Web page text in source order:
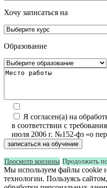
Хочу записаться на
Образование
Я согласен(а) на
в соответствии с
июля 2006 г. №152-фз «о
Просмотр корзины Продолжить
Мы используем файлы cookie
технологии. Пользуясь